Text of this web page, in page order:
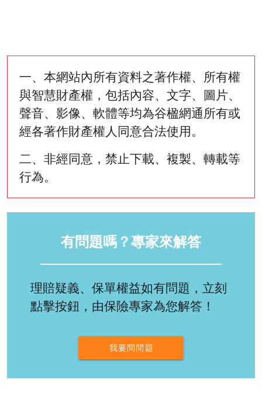
一、本網站內所有資料之著作權、所有權
與智慧財產權，包括內容、文字、圖片、
聲音、影像、軟體等均為谷楹網通所有或
經各著作財產權人同意合法使用。
二、非經同意，禁止下載、複製、轉載等
行為。
有問題嗎？專家來解答
理賠疑義、保單權益如有問題，立刻
點擊按鈕，由保險專家為您解答！
我要問問題